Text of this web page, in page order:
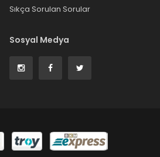
Sıkça Sorulan Sorular
Sosyal Medya